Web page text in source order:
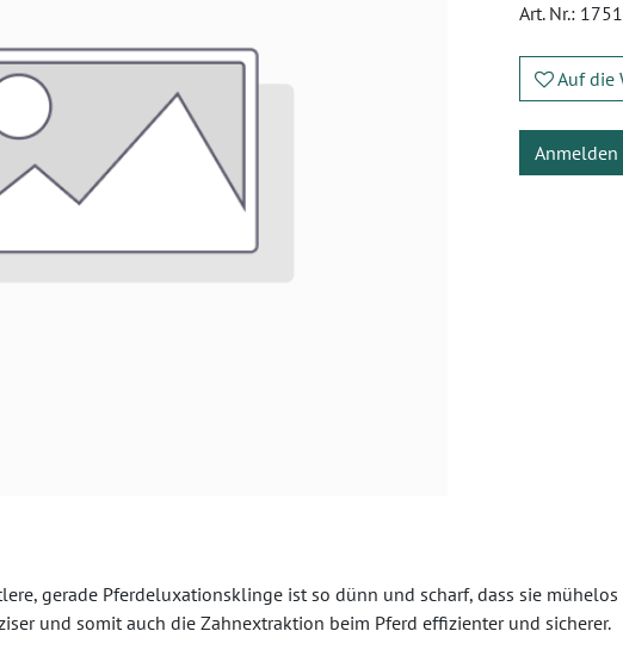
Art. Nr.:
Auf die
Anmelden
gerade Pferdeluxationsklinge ist so dünn und scharf, dass sie
und somit auch die Zahnextraktion beim Pferd effizienter und sicherer.